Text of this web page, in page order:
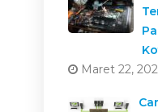
Maret 22,